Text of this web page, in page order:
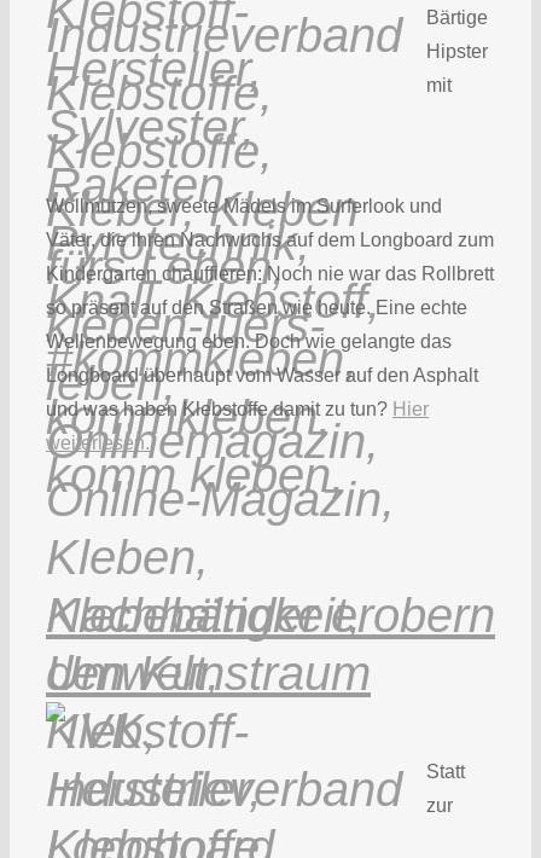
Bärtige
Hipster
mit
Wollmützen, sweete Mädels im Surferlook und
Väter, die ihren Nachwuchs auf dem Longboard zum
Kindergarten chauffieren: Noch nie war das Rollbrett
so präsent auf den Straßen wie heute. Eine echte
Wellenbewegung eben. Doch wie gelangte das
Longboard überhaupt vom Wasser auf den Asphalt
und was haben Klebstoffe damit zu tun? Hier
weiterlesen.
Klebebänder erobern
den Kunstraum
Statt
zur